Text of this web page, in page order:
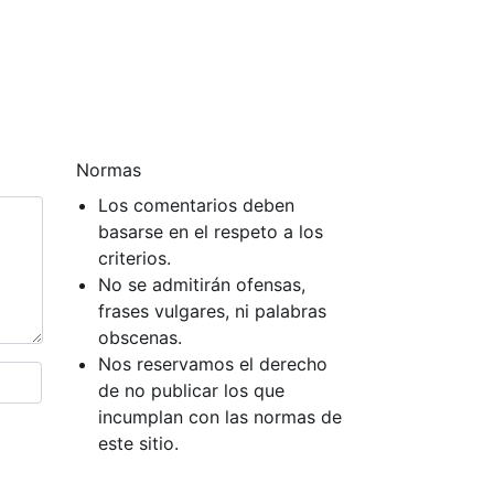
Normas
Los comentarios deben
basarse en el respeto a los
criterios.
No se admitirán ofensas,
frases vulgares, ni palabras
obscenas.
Nos reservamos el derecho
de no publicar los que
incumplan con las normas de
este sitio.